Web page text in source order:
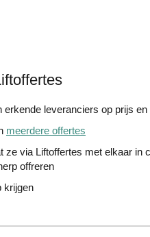
erkende leveranciers op prijs en
meerdere offertes
ze via Liftoffertes met elkaar in
offreren
krijgen